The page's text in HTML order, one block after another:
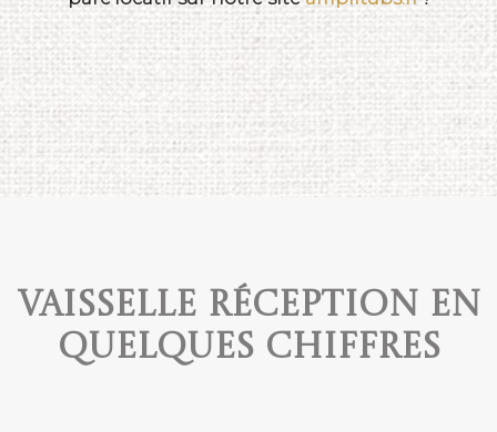
Vaisselle réception en
quelques chiffres